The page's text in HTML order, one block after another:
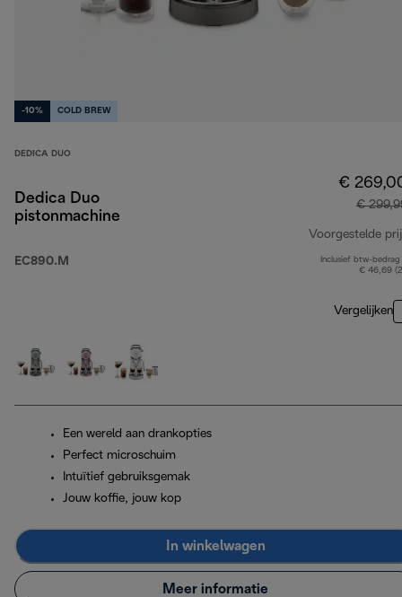
-10% COLD BREW
DEDICA DUO
Dedica Duo
pistonmachine
EC890.M
€
€
Voorgestelde
Inclusief btw-bedrag
€ 46,69
Vergelijken
Een wereld aan drankopties
Perfect microschuim
Intuïtief gebruiksgemak
Jouw koffie, jouw kop
In winkelwagen
Meer informatie